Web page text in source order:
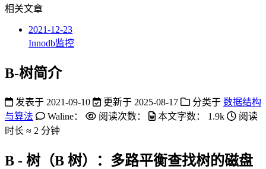
相关文章
2021-12-23
Innodb监控
B-树简介
发表于 2021-09-10 更新于 2025-08-17 分类于 数据结构
与算法
Waline： 阅读次数： 本文字数： 1.9k
阅读
时长 ≈ 2 分钟
B - 树（B 树）：多路平衡查找树的磁盘